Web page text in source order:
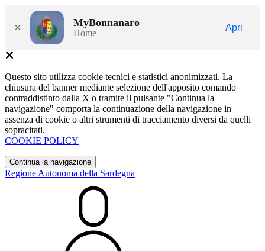
× MyBonnanaro
Home
Apri
Questo sito utilizza cookie tecnici e statistici anonimizzati. La
chiusura del banner mediante selezione dell'apposito comando
contraddistinto dalla X o tramite il pulsante "Continua la
navigazione" comporta la continuazione della navigazione in
assenza di cookie o altri strumenti di tracciamento diversi da quelli
sopracitati.
COOKIE POLICY
Continua la navigazione
Regione Autonoma della Sardegna